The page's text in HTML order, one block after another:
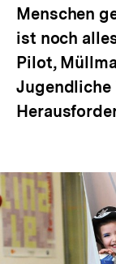
Menschen
ist noch
Pilot,
Jugendliche